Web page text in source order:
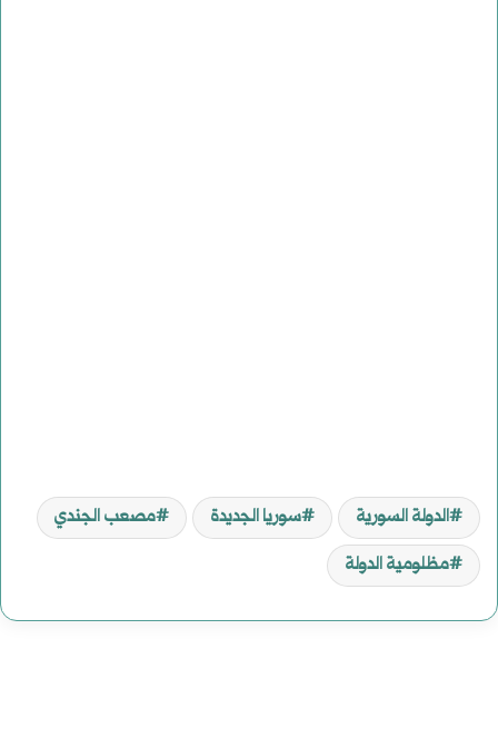
الدولة السورية سوريا الجديدة
مصعب الجندي
مظلومية الدولة